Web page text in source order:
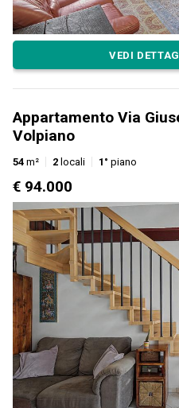
VEDI
Appartamento Via
Volpiano
54 m² 2 locali 1° piano
€ 94.000